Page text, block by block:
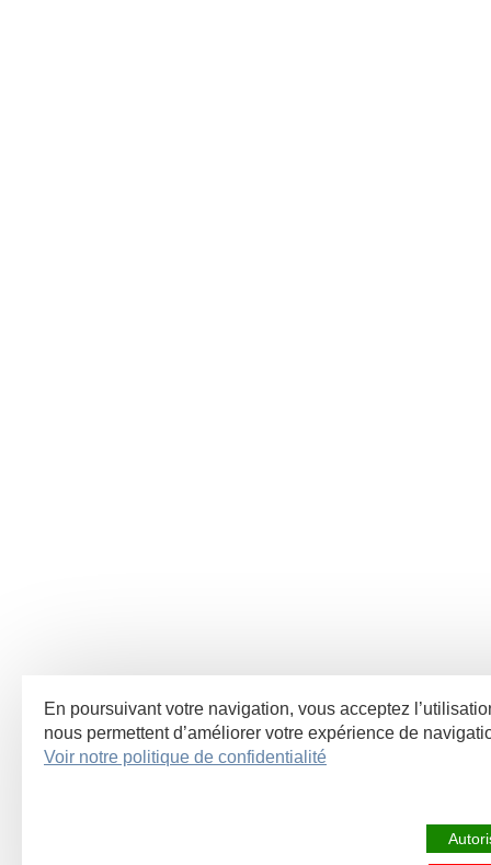
En poursuivant votre navigation, vous acceptez
nous permettent d’améliorer votre expérience de
Voir notre politique de confidentialité